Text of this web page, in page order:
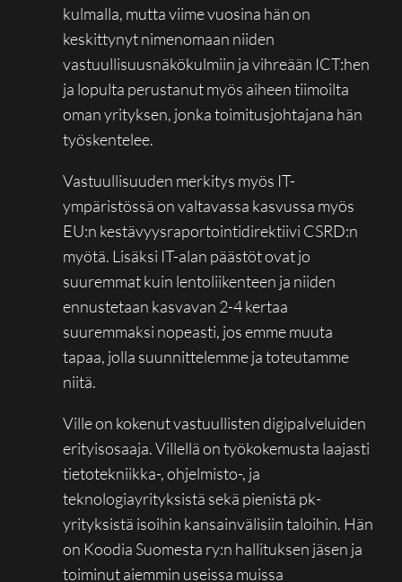
kulmalla, mutta viime vuosina hän on
keskittynyt nimenomaan niiden
vastuullisuusnäkökulmiin ja vihreään ICT:hen
ja lopulta perustanut myös aiheen tiimoilta
oman yrityksen, jonka toimitusjohtajana hän
työskentelee.
Vastuullisuuden merkitys myös IT-
ympäristössä on valtavassa kasvussa myös
EU:n kestävyysraportointidirektiivi CSRD:n
myötä. Lisäksi IT-alan päästöt ovat jo
suuremmat kuin lentoliikenteen ja niiden
ennustetaan kasvavan 2-4 kertaa
suuremmaksi nopeasti, jos emme muuta
tapaa, jolla suunnittelemme ja toteutamme
niitä.
Ville on kokenut vastuullisten digipalveluiden
erityisosaaja. Villellä on työkokemusta laajasti
tietotekniikka-, ohjelmisto-, ja
teknologiayrityksistä sekä pienistä pk-
yrityksistä isoihin kansainvälisiin taloihin. Hän
on Koodia Suomesta ry:n hallituksen jäsen ja
toiminut aiemmin useissa muissa